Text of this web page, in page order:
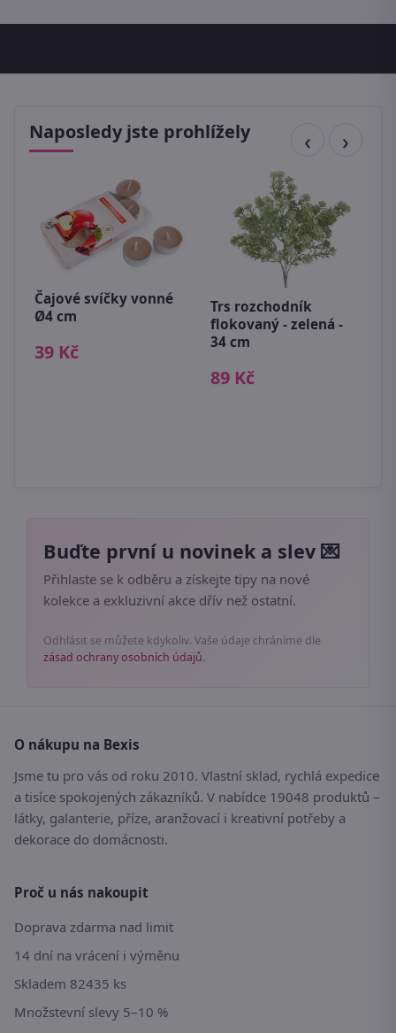
Naposledy jste prohlížely
Čajové svíčky vonné
Ø4 cm
39 Kč
Trs rozchodník
flokovaný - zelená -
34 cm
89 Kč
Buďte první u novinek a slev 💌
Přihlaste se k odběru a získejte tipy na nové
kolekce a exkluzivní akce dřív než ostatní.
Odhlásit se můžete kdykoliv. Vaše údaje chráníme dle
zásad ochrany osobních údajů.
O nákupu na Bexis
Jsme tu pro vás od roku 2010. Vlastní sklad, rychlá expedice
a tisíce spokojených zákazníků. V nabídce 19048 produktů –
látky, galanterie, příze, aranžovací i kreativní potřeby a
dekorace do domácnosti.
Proč u nás nakoupit
Doprava zdarma nad limit
14 dní na vrácení i výměnu
Skladem 82435 ks
Množstevní slevy 5–10 %